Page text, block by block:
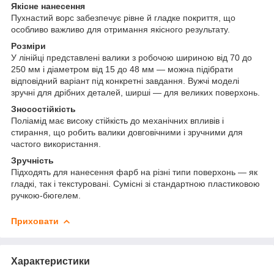
Якісне нанесення
Пухнастий ворс забезпечує рівне й гладке покриття, що
особливо важливо для отримання якісного результату.
Розміри
У лінійці представлені валики з робочою шириною від 70 до
250 мм і діаметром від 15 до 48 мм — можна підібрати
відповідний варіант під конкретні завдання. Вужчі моделі
зручні для дрібних деталей, ширші — для великих поверхонь.
Зносостійкість
Поліамід має високу стійкість до механічних впливів і
стирання, що робить валики довговічними і зручними для
частого використання.
Зручність
Підходять для нанесення фарб на різні типи поверхонь — як
гладкі, так і текстуровані. Сумісні зі стандартною пластиковою
ручкою-бюгелем.
Приховати
Характеристики